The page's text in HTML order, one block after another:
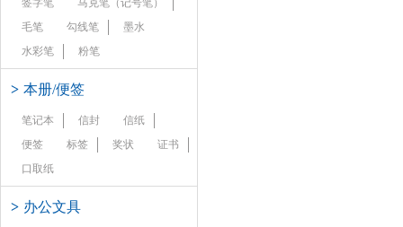
签字笔
马克笔（记号笔）
毛笔
勾线笔
墨水
水彩笔
粉笔
> 本册/便签
笔记本 信封
信纸
便签
标签 奖状
证书
口取纸
> 办公文具